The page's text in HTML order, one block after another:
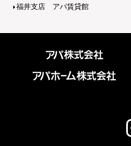
福井支店 アパ賃貸館